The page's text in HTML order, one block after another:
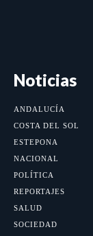
Noticias
ANDALUCÍA
COSTA DEL SOL
ESTEPONA
NACIONAL
POLÍTICA
REPORTAJES
SALUD
SOCIEDAD